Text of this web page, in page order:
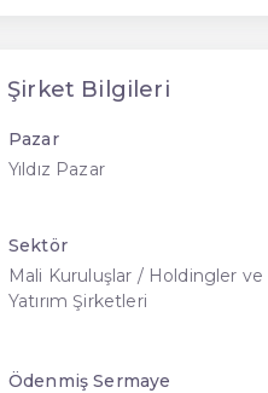
Şirket Bilgileri
Pazar
Yıldız Pazar
Sektör
Mali Kuruluşlar / Holdingler ve
Yatırım Şirketleri
Ödenmiş Sermaye